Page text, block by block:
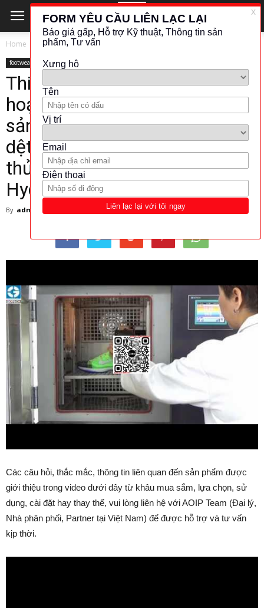
Home footwear
footwear
Thiết bị không thể thiếu trong
hoạt động của các nhà máy
sản xuất giày da, footware hay
dệt may GT-7005-R – Máy
thủy phân rã đông vật liệu giày
Hydrostatic Head Tester
By admin
Các câu hỏi, thắc mắc, thông tin liên quan đến sản phẩm được
giới thiệu trong video dưới đây từ khâu mua sắm, lựa chọn, sử
dụng, cài đặt hay thay thế, vui lòng liên hệ với AOIP Team (Đại lý,
Nhà phân phối, Partner tại Việt Nam) để được hỗ trợ và tư vấn
kịp thời.